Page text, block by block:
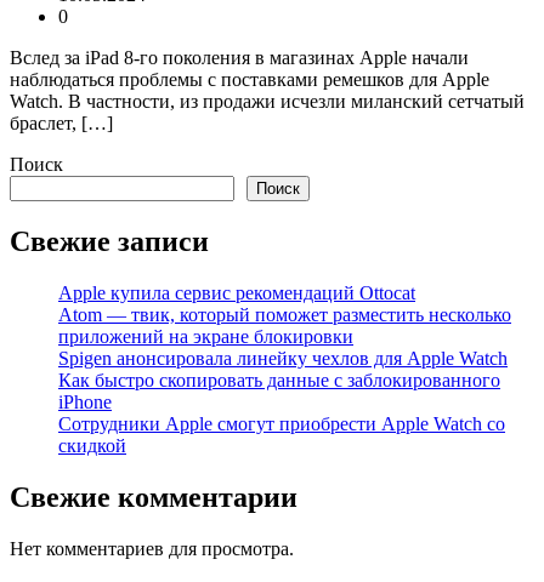
0
Вслед за iPad 8-го поколения в магазинах Apple начали
наблюдаться проблемы с поставками ремешков для Apple
Watch. В частности, из продажи исчезли миланский сетчатый
браслет, […]
Поиск
Поиск
Свежие записи
Apple купила сервис рекомендаций Ottocat
Atom — твик, который поможет разместить несколько
приложений на экране блокировки
Spigen анонсировала линейку чехлов для Apple Watch
Как быстро скопировать данные с заблокированного
iPhone
Сотрудники Apple смогут приобрести Apple Watch со
скидкой
Свежие комментарии
Нет комментариев для просмотра.